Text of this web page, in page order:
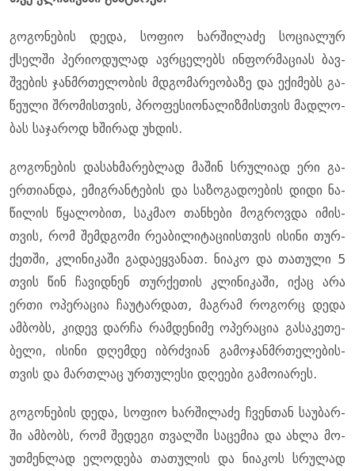
გო­გო­ნე­ბის დედა, სო­ფიო ხარ­ში­ლა­ძე სო­ცი­ა­ლურ
ქსელ­ში პე­რი­ო­დუ­ლად ავ­რცე­ლებს ინ­ფორ­მა­ცი­ას ბავ­
შვე­ბის ჯან­მრთე­ლო­ბის მდგო­მა­რე­ო­ბა­ზე და ექი­მებს გა­
წე­უ­ლი შრო­მის­თვის, პრო­ფე­სი­ო­ნა­ლიზ­მის­თვის მად­ლო­
ბას სა­ჯა­როდ ხში­რად უხ­დის.
გო­გო­ნე­ბის და­სახ­მა­რებ­ლად მა­შინ სრუ­ლი­ად ერი გა­
ერ­თი­ან­და, ემიგ­რან­ტე­ბის და სა­ზო­გა­დო­ე­ბის დიდი ნა­
წი­ლის წყა­ლო­ბით, საკ­მაო თან­ხე­ბი მოგ­როვ­და იმის­
თვის, რომ შემ­დგო­მი რე­ა­ბი­ლი­ტა­ცი­ის­თვის ისი­ნი თურ­
ქეთ­ში, კლი­ნი­კა­ში გა­და­ეყ­ვა­ნათ. ნი­ა­კო და თა­თუ­ლი 5
თვის წინ ჩა­ვიდ­ნენ თურ­ქე­თის კლი­ნი­კა­ში, იქაც არა
ერთი ოპე­რა­ცია ჩა­უ­ტარ­დათ, მაგ­რამ რო­გორც დედა
ამ­ბობს, კი­დევ დარ­ჩა რამ­დე­ნი­მე ოპე­რა­ცია გა­სა­კე­თე­
ბე­ლი, ისი­ნი დღემ­დე იბ­რძვი­ან გა­მო­ჯან­მრთე­ლე­ბის­
თვის და მარ­თლაც ურ­თუ­ლე­სი დღე­ე­ბი გა­მო­ი­ა­რეს.
გო­გო­ნე­ბის დედა, სო­ფიო ხარ­ში­ლა­ძე ჩვენ­თან სა­უ­ბარ­
ში ამ­ბობს, რომ შე­დე­გი თვალ­ში სა­ცე­მია და ახლა მო­
უთ­მენ­ლად ელო­დე­ბა თა­თუ­ლის და ნი­ა­კოს სრუ­ლად